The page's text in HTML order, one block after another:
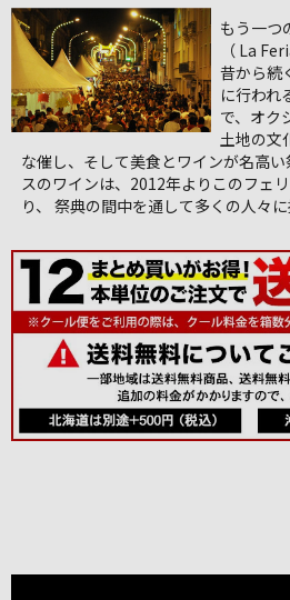
もう一つ
（ La
昔から続
に行われ
で、オク
土地の文
な催し、そして美食とワインが名高
スのワインは、2012年よりこのフェ
り、 祭典の間中を通して多くの人々に